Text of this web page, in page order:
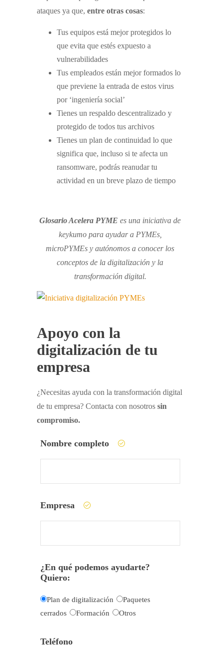
ataques ya que, entre otras cosas:
Tus equipos está mejor protegidos lo
que evita que estés expuesto a
vulnerabilidades
Tus empleados están mejor formados lo
que previene la entrada de estos virus
por ‘ingeniería social’
Tienes un respaldo descentralizado y
protegido de todos tus archivos
Tienes un plan de continuidad lo que
significa que, incluso si te afecta un
ransomware, podrás reanudar tu
actividad en un breve plazo de tiempo
Glosario Acelera PYME es una iniciativa de
keykumo para ayudar a PYMEs,
microPYMEs y autónomos a conocer los
conceptos de la digitalización y la
transformación digital.
Apoyo con la
digitalización de tu
empresa
¿Necesitas ayuda con la transformación digital
de tu empresa? Contacta con nosotros sin
compromiso.
Nombre completo
Empresa
¿En qué podemos ayudarte?
Quiero:
Plan de digitalización
Paquetes
cerrados
Formación Otros
Teléfono